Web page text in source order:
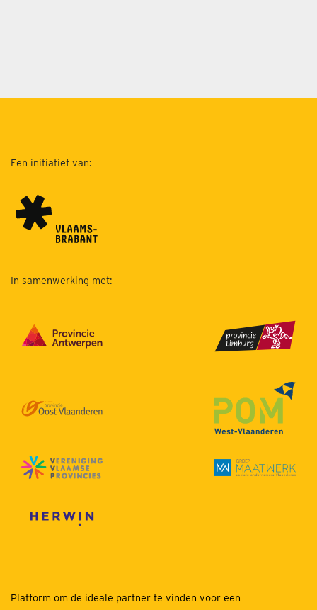
Een initiatief van:
In samenwerking met:
Platform om de ideale partner te vinden voor een